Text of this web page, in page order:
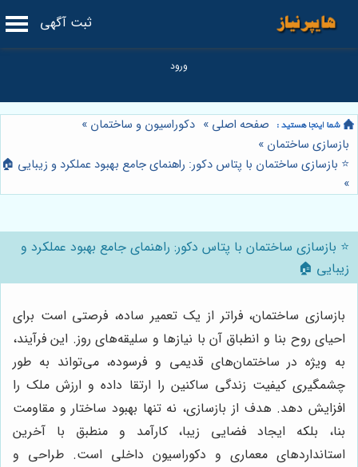
ثبت آگهی
صفحه اصلی » دکوراسیون و ساختمان »
بازسازی ساختمان »
⭐️ بازسازی ساختمان با پتاس دکور: راهنمای جامع بهبود عملکرد و زیبایی 🏠
»
⭐️ بازسازی ساختمان با پتاس دکور: راهنمای جامع بهبود عملکرد و
زیبایی 🏠
بازسازی ساختمان، فراتر از یک تعمیر ساده، فرصتی است برای
احیای روح بنا و انطباق آن با نیازها و سلیقه‌های روز. این فرآیند،
به ویژه در ساختمان‌های قدیمی و فرسوده، می‌تواند به طور
چشمگیری کیفیت زندگی ساکنین را ارتقا داده و ارزش ملک را
افزایش دهد. هدف از بازسازی، نه تنها بهبود ساختار و مقاومت
بنا، بلکه ایجاد فضایی زیبا، کارآمد و منطبق با آخرین
استانداردهای معماری و دکوراسیون داخلی است. طراحی و